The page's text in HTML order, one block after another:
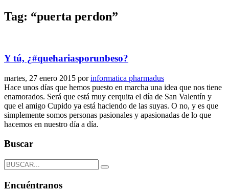
Tag: “puerta perdon”
Y tú, ¿#quehariasporunbeso?
martes, 27 enero 2015 porinformatica pharmadus
Hace unos días que hemos puesto en marcha una idea que nos tiene
enamorados. Será que está muy cerquita el día de San Valentín y
que el amigo Cupido ya está haciendo de las suyas. O no, y es que
simplemente somos personas pasionales y apasionadas de lo que
hacemos en nuestro día a día.
Buscar
Encuéntranos